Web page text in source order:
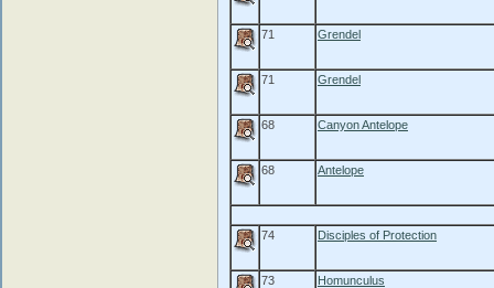
71 Grendel
71 Grendel
68 Canyon Antelope
68 Antelope
74 Disciples of Protection
73 Homunculus